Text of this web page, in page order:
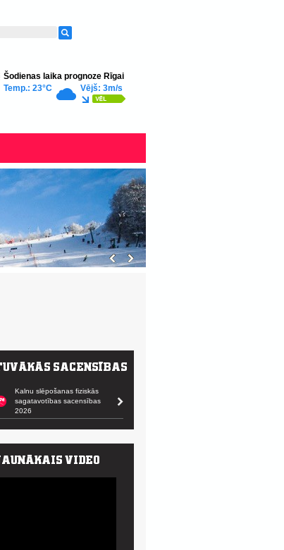
Šodienas laika prognoze Rīgai
Temp.: 23°C
Vējš: 3m/s
Kalnu slēpošanas fiziskās
sagatavotības sacensības
2026